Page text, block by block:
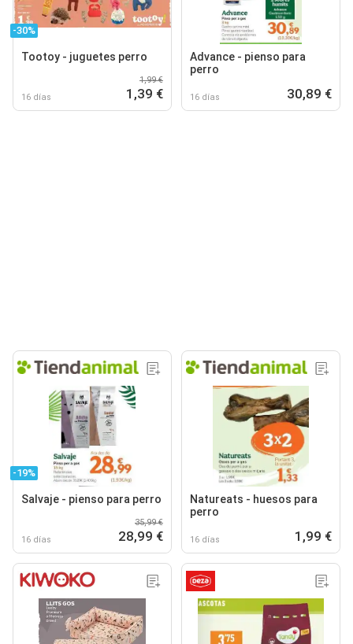
-30%
Tootoy - juguetes perro
16 días
1,99 €
1,39 €
Advance - pienso para
perro
16 días 30,89 €
-19%
Salvaje - pienso para perro
16 días
35,99 €
28,99 €
Natureats - huesos para
perro
16 días 1,99 €